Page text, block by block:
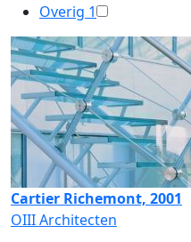
Overig 1
Cartier Richemont, 2001
OIII Architecten